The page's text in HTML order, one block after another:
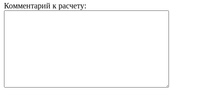
Комментарий к расчету: